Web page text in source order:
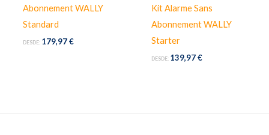
Abonnement WALLY
Standard
DESDE: 179,97€
Kit Alarme Sans
Abonnement WALLY
Starter
DESDE: 139,97€